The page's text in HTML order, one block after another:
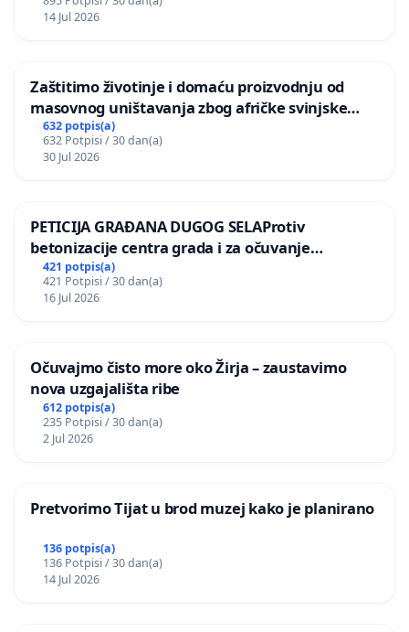
14 Jul 2026
Zaštitimo životinje i domaću proizvodnju od
masovnog uništavanja zbog afričke svinjske
kuge
632 potpis(a)
632 Potpisi / 30 dan(a)
30 Jul 2026
PETICIJA GRAĐANA DUGOG SELAProtiv
betonizacije centra grada i za očuvanje
postojećih zelenih površina i odraslih stabala pri
donošenju izmjena urbanističkog plana
421 potpis(a)
421 Potpisi / 30 dan(a)
16 Jul 2026
Očuvajmo čisto more oko Žirja – zaustavimo
nova uzgajališta ribe
612 potpis(a)
235 Potpisi / 30 dan(a)
2 Jul 2026
Pretvorimo Tijat u brod muzej kako je planirano
136 potpis(a)
136 Potpisi / 30 dan(a)
14 Jul 2026